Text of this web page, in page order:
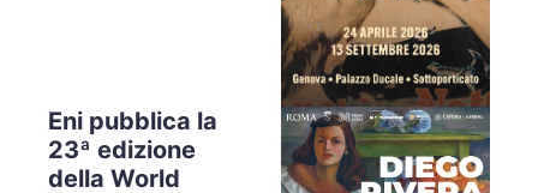
Eni pubblica la
23ª edizione
della World